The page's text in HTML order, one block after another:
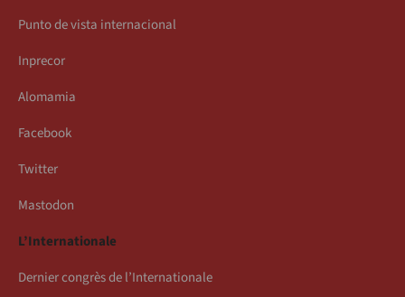
Punto de vista internacional
Inprecor
Alomamia
Facebook
Twitter
Mastodon
L’Internationale
Dernier congrès de l’Internationale